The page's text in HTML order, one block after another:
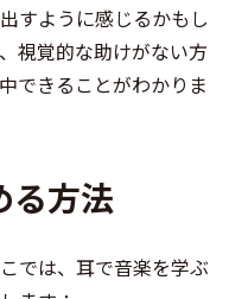
すように感じるかもし
視覚的な助けがない方
できることがわかりま
る方法
では、耳で音楽を学ぶ